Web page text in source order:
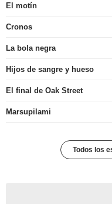
El motín
Cronos
La bola negra
Hijos de sangre y hueso
El final de Oak Street
Marsupilami
Todos los